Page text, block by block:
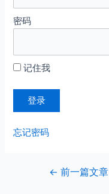
密码
记住我
忘记密码
← 前一篇文章